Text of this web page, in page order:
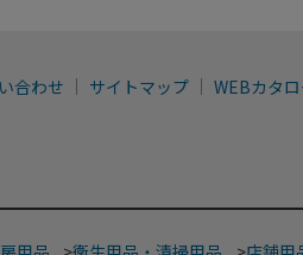
合わせ サイトマップ WEBカタ